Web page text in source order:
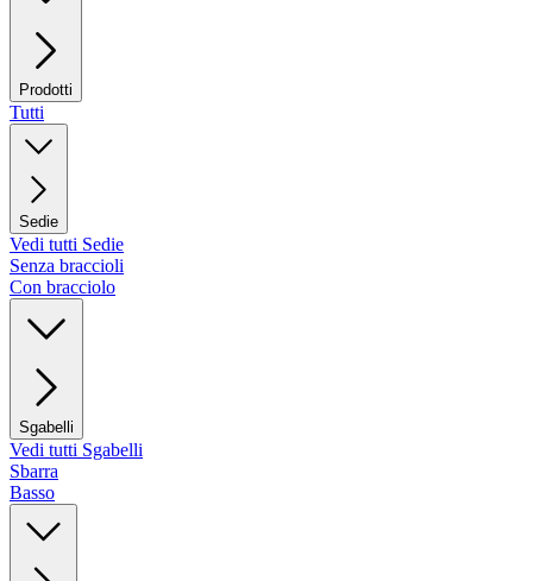
Prodotti
Tutti
Sedie
Vedi tutti Sedie
Senza braccioli
Con bracciolo
Sgabelli
Vedi tutti Sgabelli
Sbarra
Basso